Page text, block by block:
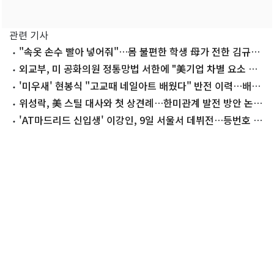
관련 기사
"속옷 손수 빨아 넣어줘"…몸 불편한 학생 母가 전한 김규원
공익 시절 미담
외교부, 미 공화의원 정통망법 서한에 "美기업 차별 요소 없
어"'미우새' 현봉식 "고교때 네일아트 배웠다" 반전 이력…배정
남 '깜짝'
위성락, 美 스틸 대사와 첫 상견례…한미관계 발전 방안 논의
한 듯
'AT마드리드 신입생' 이강인, 9일 서울서 데뷔전…등번호 7